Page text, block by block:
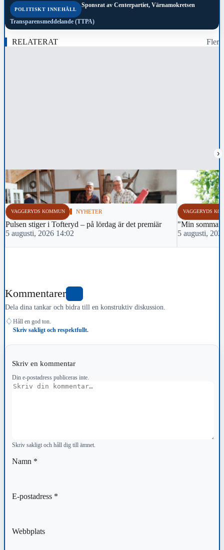
POLITISKT INNEHÅLL
Sponsrat av Centerpartiet, Värnamokretsen
Transparensmeddelande (TTPA)
RELATERAT Fler
›
VAGGERYDS KOMMUN NYHETER
Pulsen stiger i Tofteryd – på lördag är det premiär
5 augusti, 2026 14:02
VAGGERYDS
"Min sommar
5 augusti,
Kommentarer
Dela dina tankar och bidra till en konstruktiv diskussion.
♢ Håll en god ton.
Skriv sakligt och respektfullt.
Skriv en kommentar
Din e-postadress publiceras inte.
Kommentar
Skriv sakligt och håll dig till ämnet.
Namn *
E-postadress *
Webbplats